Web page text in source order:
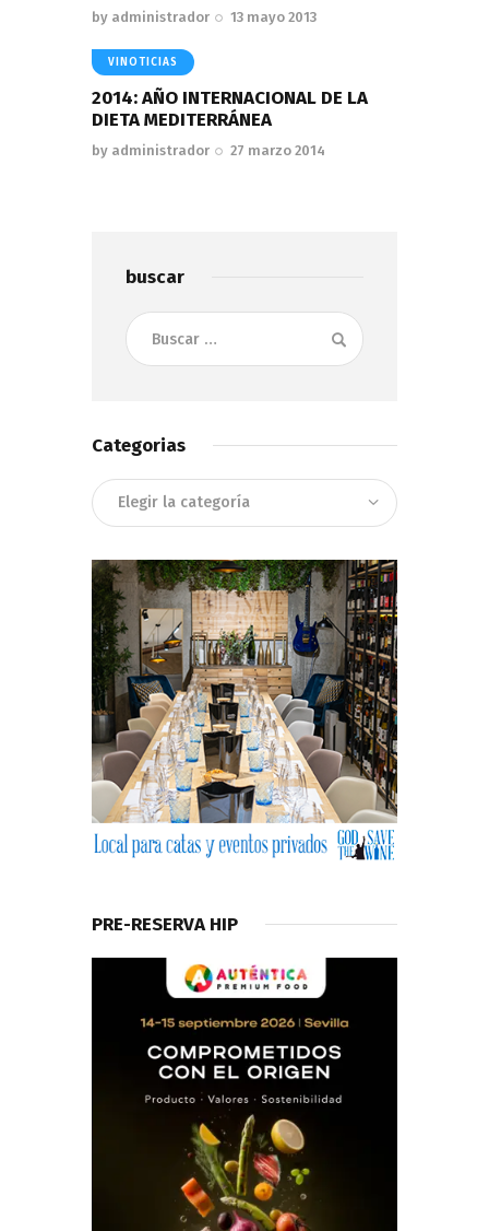
by administrador 13 mayo 2013
VINOTICIAS
2014: AÑO INTERNACIONAL DE LA
DIETA MEDITERRÁNEA
by administrador 27 marzo 2014
buscar
Buscar:
Categorias
Categorias
PRE-RESERVA HIP